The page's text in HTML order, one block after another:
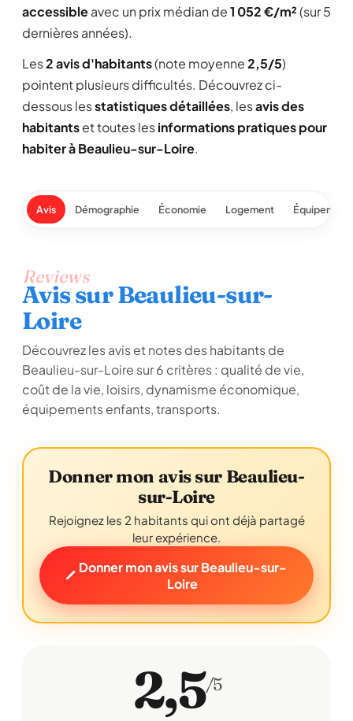
accessibleavec un prix médian de1 052 €/m²(sur 5
dernières années).
Les2 avis d'habitants(note moyenne2,5/5)
pointent plusieurs difficultés. Découvrez ci-
dessous lesstatistiques détaillées, lesavis des
habitantset toutes lesinformations pratiques pour
habiter à Beaulieu-sur-Loire.
Avis Démographie Économie Logement
Reviews
Avis sur Beaulieu-sur-
Loire
Découvrez les avis et notes des habitants de
Beaulieu-sur-Loire sur 6 critères : qualité de vie,
coût de la vie, loisirs, dynamisme économique,
équipements enfants, transports.
Donner mon avis sur Beaulieu-
sur-Loire
Rejoignez les 2 habitants qui ont déjà partagé
leur expérience.
Donner mon avis sur Beaulieu-sur-
Loire
2,5/5